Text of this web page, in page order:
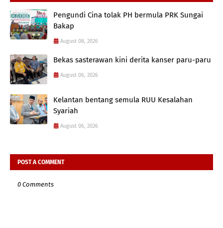
Pengundi Cina tolak PH bermula PRK Sungai
Bakap
August 08, 2026
Bekas sasterawan kini derita kanser paru-paru
August 06, 2026
Kelantan bentang semula RUU Kesalahan
Syariah
August 06, 2026
POST A COMMENT
0 Comments